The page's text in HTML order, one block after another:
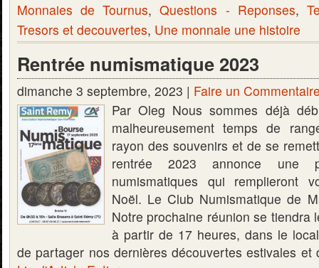
Monnaies de Tournus,Questions - Reponses,
Tresors et decouvertes, Une monnaie une histoire
Rentrée numismatique 2023
dimanche 3 septembre, 2023 | Faire un
Par Oleg Nous sommes déjà
malheureusement temps de
rayon des souvenirs et de se
rentrée 2023 annonce une
numismatiques qui remplieront
Noël. Le Club Numismatique de
Notre prochaine réunion se tiendra
à partir de 17 heures, dans le
de partager nos dernières découvertes estivales